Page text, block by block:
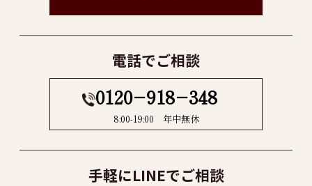
電話でご相談
0120−918−348
8:00-19:00 年中無休
手軽にLINEでご相談